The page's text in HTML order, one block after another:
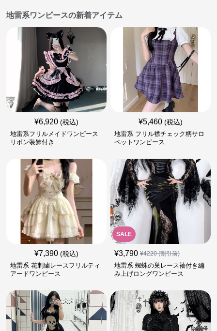
地雷系ワンピースの新着アイテム
¥6,920 (税込)
地雷系フリルメイドワンピース
リボン装飾付き
¥5,460 (税込)
地雷系 フリル襟チェック柄サロ
ペットワンピース
¥7,390 (税込)
地雷系 花刺繍レースフリルティ
アードワンピース
SALE
¥3,790 ¥4220(割引前)
地雷系 蜘蛛の巣レース袖付き編
み上げロングワンピース